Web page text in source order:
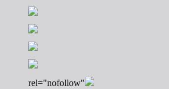
rel="nofollow"